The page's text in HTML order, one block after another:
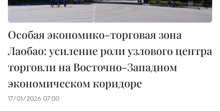
Особая экономико-торговая зона
Лаобао: усиление роли узлового центра
торговли на Восточно-Западном
экономическом коридоре
17/01/2026 07:00